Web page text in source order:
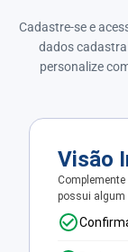
Cadastre-se e
dados
personalize
Visão
possui algum